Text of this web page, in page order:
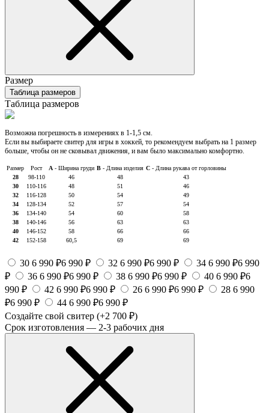
Размер
Таблица размеров
Таблица размеров
Возможна погрешность в измерениях в 1-1,5 см.
Если вы выбираете свитер для игры в хоккей, то рекомендуем выбрать на 1 размер
больше, чтобы он не сковывал движения, и вам было максимально комфортно.
Размер Рост А - Ширина груди В - Длина изделия С - Длина рукава от горловины
28
98-110 46 48
43
30
110-116 48 51
46
32
116-128 50 54
49
34
128-134 52 57
54
36
134-140 54 60
58
38
140-146 56 63
63
40
146-152 58 66
66
42
152-158 60,5 69 69
30 6 990 ₽6 990 ₽ 32 6 990 ₽6 990 ₽ 34 6 990 ₽6 990
₽
36 6 990 ₽6 990 ₽ 38 6 990 ₽6 990 ₽ 40 6 990 ₽6
990 ₽
42 6 990 ₽6 990 ₽ 26 6 990 ₽6 990 ₽ 28 6 990
₽6 990 ₽ 44 6 990 ₽6 990 ₽
Создайте свой свитер (+2 700 ₽)
Срок изготовления — 2-3 рабочих дня